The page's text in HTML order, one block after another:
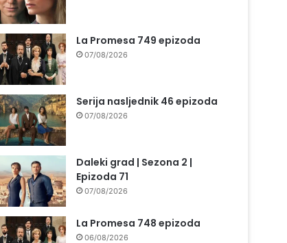
La Promesa 749 epizoda
07/08/2026
Serija nasljednik 46 epizoda
07/08/2026
Daleki grad | Sezona 2 |
Epizoda 71
07/08/2026
La Promesa 748 epizoda
06/08/2026